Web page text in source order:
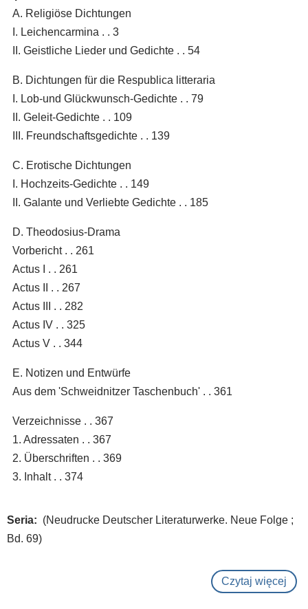
A. Religiöse Dichtungen
I. Leichencarmina . . 3
II. Geistliche Lieder und Gedichte . . 54
B. Dichtungen für die Respublica litteraria
I. Lob-und Glückwunsch-Gedichte . . 79
II. Geleit-Gedichte . . 109
III. Freundschaftsgedichte . . 139
C. Erotische Dichtungen
I. Hochzeits-Gedichte . . 149
II. Galante und Verliebte Gedichte . . 185
D. Theodosius-Drama
Vorbericht . . 261
Actus I . . 261
Actus II . . 267
Actus III . . 282
Actus IV . . 325
Actus V . . 344
E. Notizen und Entwürfe
Aus dem 'Schweidnitzer Taschenbuch' . . 361
Verzeichnisse . . 367
1. Adressaten . . 367
2. Überschriften . . 369
3. Inhalt . . 374
Seria
(Neudrucke Deutscher Literaturwerke. Neue Folge ;
Bd. 69)
Czytaj więcej